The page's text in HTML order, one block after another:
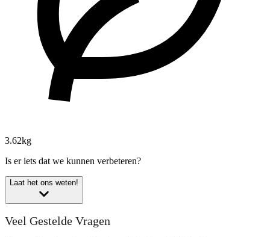
3.62kg
Is er iets dat we kunnen verbeteren?
Laat het ons weten!
Veel Gestelde Vragen